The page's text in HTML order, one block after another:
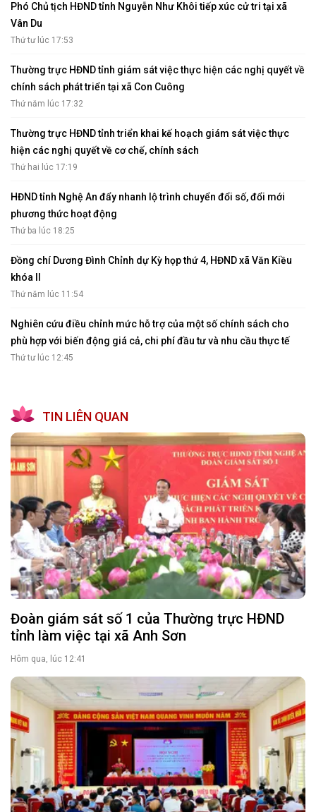
Phó Chủ tịch HĐND tỉnh Nguyễn Như Khôi tiếp xúc cử tri tại xã
Vân Du
Thứ tư lúc 17:53
Thường trực HĐND tỉnh giám sát việc thực hiện các nghị quyết về
chính sách phát triển tại xã Con Cuông
Thứ năm lúc 17:32
Thường trực HĐND tỉnh triển khai kế hoạch giám sát việc thực
hiện các nghị quyết về cơ chế, chính sách
Thứ hai lúc 17:19
HĐND tỉnh Nghệ An đẩy nhanh lộ trình chuyển đổi số, đổi mới
phương thức hoạt động
Thứ ba lúc 18:25
Đồng chí Dương Đình Chỉnh dự Kỳ họp thứ 4, HĐND xã Văn Kiều
khóa II
Thứ năm lúc 11:54
Nghiên cứu điều chỉnh mức hỗ trợ của một số chính sách cho
phù hợp với biến động giá cả, chi phí đầu tư và nhu cầu thực tế
Thứ tư lúc 12:45
TIN LIÊN QUAN
Đoàn giám sát số 1 của Thường trực HĐND
tỉnh làm việc tại xã Anh Sơn
Hôm qua, lúc 12:41